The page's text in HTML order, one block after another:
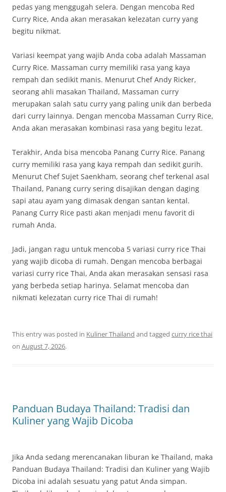
pedas yang menggugah selera. Dengan mencoba Red
Curry Rice, Anda akan merasakan kelezatan curry yang
begitu nikmat.
Variasi keempat yang wajib Anda coba adalah Massaman
Curry Rice. Massaman curry memiliki rasa yang kaya
rempah dan sedikit manis. Menurut Chef Andy Ricker,
seorang ahli masakan Thailand, Massaman curry
merupakan salah satu curry yang paling unik dan berbeda
dari curry lainnya. Dengan mencoba Massaman Curry Rice,
Anda akan merasakan kombinasi rasa yang begitu lezat.
Terakhir, Anda bisa mencoba Panang Curry Rice. Panang
curry memiliki rasa yang kaya rempah dan sedikit gurih.
Menurut Chef Sujet Saenkham, seorang chef terkenal asal
Thailand, Panang curry sering disajikan dengan daging
sapi atau ayam yang dimasak dengan santan kental.
Panang Curry Rice pasti akan menjadi menu favorit di
rumah Anda.
Jadi, jangan ragu untuk mencoba 5 variasi curry rice Thai
yang wajib dicoba di rumah. Dengan mencoba berbagai
variasi curry rice Thai, Anda akan merasakan sensasi rasa
yang berbeda setiap harinya. Selamat mencoba dan
nikmati kelezatan curry rice Thai di rumah!
This entry was posted in Kuliner Thailand and tagged curry rice thai
on August 7, 2026.
Panduan Budaya Thailand: Tradisi dan
Kuliner yang Wajib Dicoba
Jika Anda sedang merencanakan liburan ke Thailand, maka
Panduan Budaya Thailand: Tradisi dan Kuliner yang Wajib
Dicoba ini adalah sesuatu yang patut Anda simpan.